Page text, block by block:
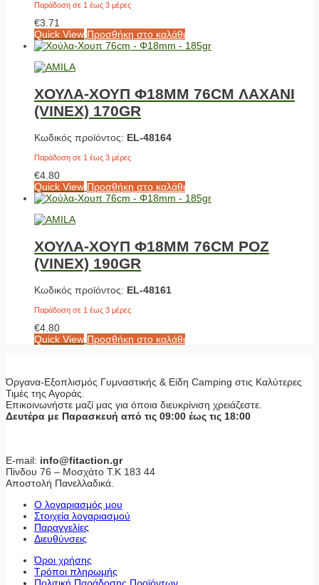
Παράδοση σε 1 έως 3 μέρες
€3.71
Quick View Προσθήκη στο καλάθι
ΧΟΥΛΑ-ΧΟΥΠ Φ18MM 76CM ΛΑΧΑΝΙ
(VINEX) 170GR
Κωδικός προϊόντος: EL-48164
Παράδοση σε 1 έως 3 μέρες
€4.80
Quick View Προσθήκη στο καλάθι
ΧΟΥΛΑ-ΧΟΥΠ Φ18MM 76CM POZ
(VINEX) 190GR
Κωδικός προϊόντος: EL-48161
Παράδοση σε 1 έως 3 μέρες
€4.80
Quick View Προσθήκη στο καλάθι
Όργανα-Εξοπλισμός Γυμναστικής & Είδη Camping στις Καλύτερες
Τιμές της Αγοράς.
Επικοινωνήστε μαζί μας για όποια διευκρίνιση χρειάζεστε.
Δευτέρα με Παρασκευή από τις 09:00 έως τις 18:00
E-mail: info@fitaction.gr
Πίνδου 76 – Μοσχάτο Τ.Κ 183 44
Αποστολή Πανελλαδικά.
Ο λογαριασμός μου
Στοιχεία λογαριασμού
Παραγγελίες
Διευθύνσεις
Όροι χρήσης
Τρόποι πληρωμής